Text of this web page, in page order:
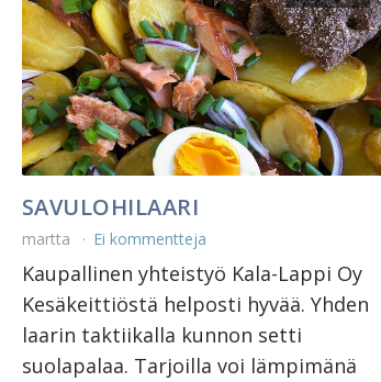
SAVULOHILAARI
martta Ei kommentteja
Kaupallinen yhteistyö Kala-Lappi Oy
Kesäkeittiöstä helposti hyvää. Yhden
laarin taktiikalla kunnon setti
suolapalaa. Tarjoilla voi lämpimänä